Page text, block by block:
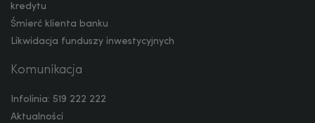
kredytu
Śmierć klienta banku
Likwidacja funduszy inwestycyjnych
Komunikacja
Infolinia: 519 222 222
Aktualności